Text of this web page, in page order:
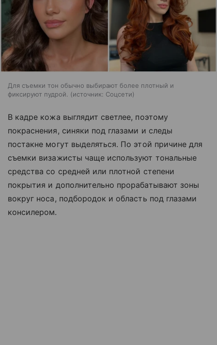
Для съемки тон обычно выбирают более плотный и
фиксируют пудрой.
источник: Соцсети
В кадре кожа выглядит светлее, поэтому
покраснения, синяки под глазами и следы
постакне могут выделяться. По этой причине для
съемки визажисты чаще используют тональные
средства со средней или плотной степени
покрытия и дополнительно прорабатывают зоны
вокруг носа, подбородок и область под глазами
консилером.